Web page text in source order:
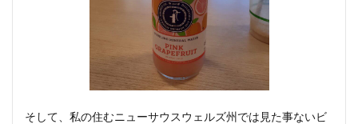
そして、私の住むニューサウスウェルズ州では見た事ないビ